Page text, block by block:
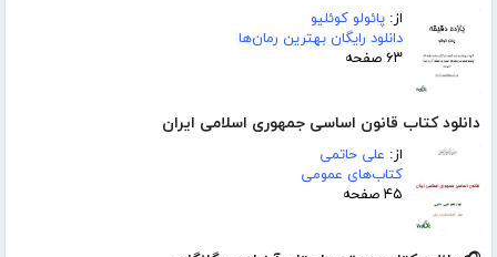
از: پائولو کوئلیو
دانلود رایگان بهترین رمان‌ها
۶۳ صفحه
دانلود کتاب قانون اساسی جمهوری اسلامی ایران
از: علی حاتمی
کتاب‌های عمومی
۴۵ صفحه